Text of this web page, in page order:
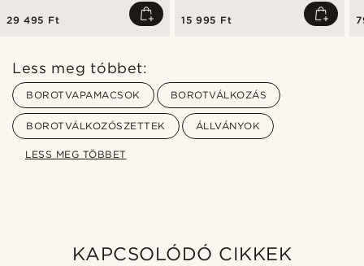
29 495 Ft 15 995 Ft
Less meg tóbbet:
BOROTVAPAMACSOK BOROTVÁLKOZÁS
BOROTVÁLKOZÓSZETTEK ÁLLVÁNYOK
LESS MEG TÖBBET
KAPCSOLÓDÓ CIKKEK